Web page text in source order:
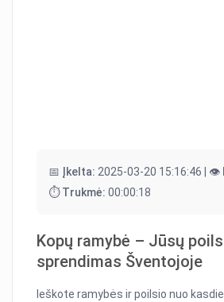
📅 Įkelta: 2025-03-20 15:16:46 | 👁️
⏱️ Trukmė: 00:00:18
Kopų ramybė – Jūsų
sprendimas Šventojoje
Ieškote ramybės ir poilsio nuo